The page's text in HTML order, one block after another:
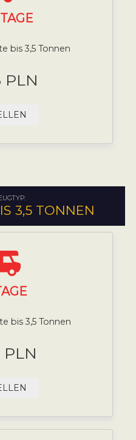
TAGE
bis 3,5 Tonnen
PLN
3,5 TONNEN
bis 3,5 Tonnen
PLN